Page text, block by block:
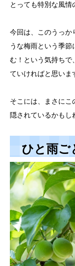
とっても特別な風情
今回は、このうっか
うな梅雨という季
む！という気持ちで
ていければと思いま
そこには、まさに
隠されているかもし
ひと雨ご